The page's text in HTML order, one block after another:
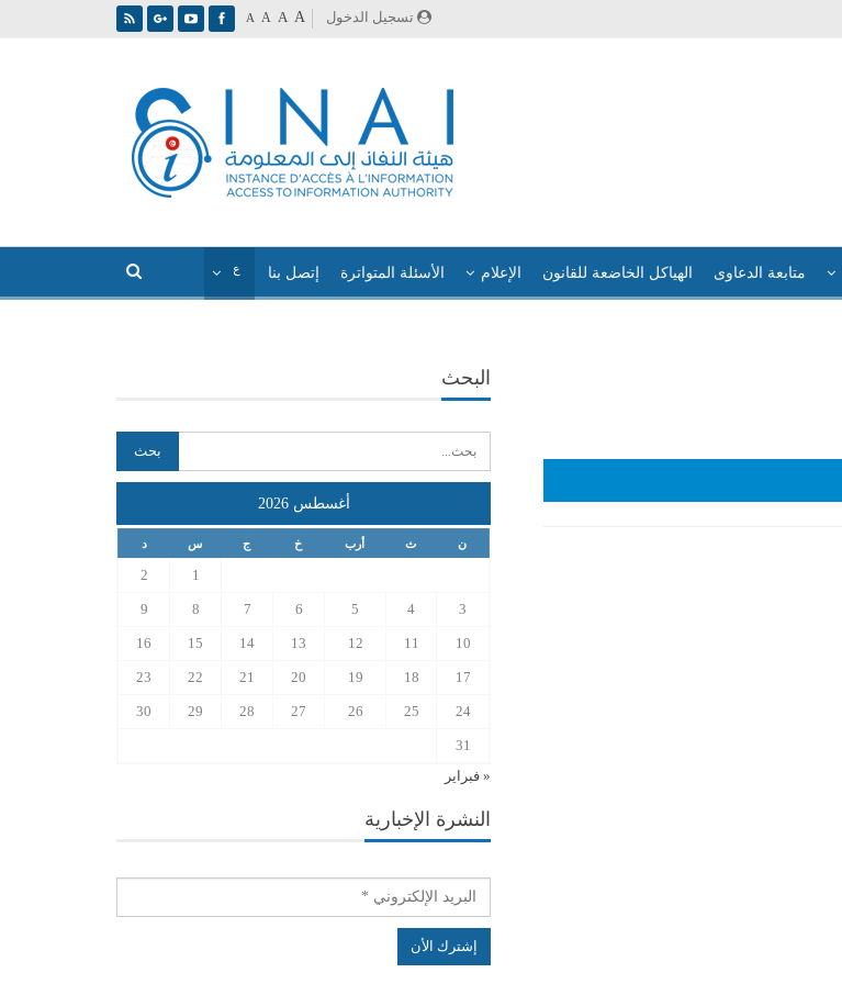
تسجيل الدخول A A A A
متابعة الدعاوى الهياكل الخاضعة للقانون الإعلام الأسئلة المتواترة إتصل بنا
البحث
أغسطس 2026
ن ث أرب خ ج س د
1
2
3
4
5
6
7
8
9
10
11
12
13
14
15
16
17
18
19
20
21
22
23
24
25
26
27
28
29
30
31
« فبراير
النشرة الإخبارية